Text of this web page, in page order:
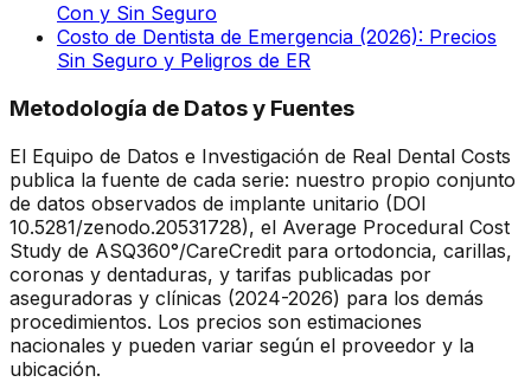
Con y Sin Seguro
Costo de Dentista de Emergencia (2026): Precios
Sin Seguro y Peligros de ER
Metodología de Datos y Fuentes
El Equipo de Datos e Investigación de Real Dental Costs
publica la fuente de cada serie: nuestro propio conjunto
de datos observados de implante unitario (DOI
10.5281/zenodo.20531728), el Average Procedural Cost
Study de ASQ360°/CareCredit para ortodoncia, carillas,
coronas y dentaduras, y tarifas publicadas por
aseguradoras y clínicas (2024-2026) para los demás
procedimientos. Los precios son estimaciones
nacionales y pueden variar según el proveedor y la
ubicación.